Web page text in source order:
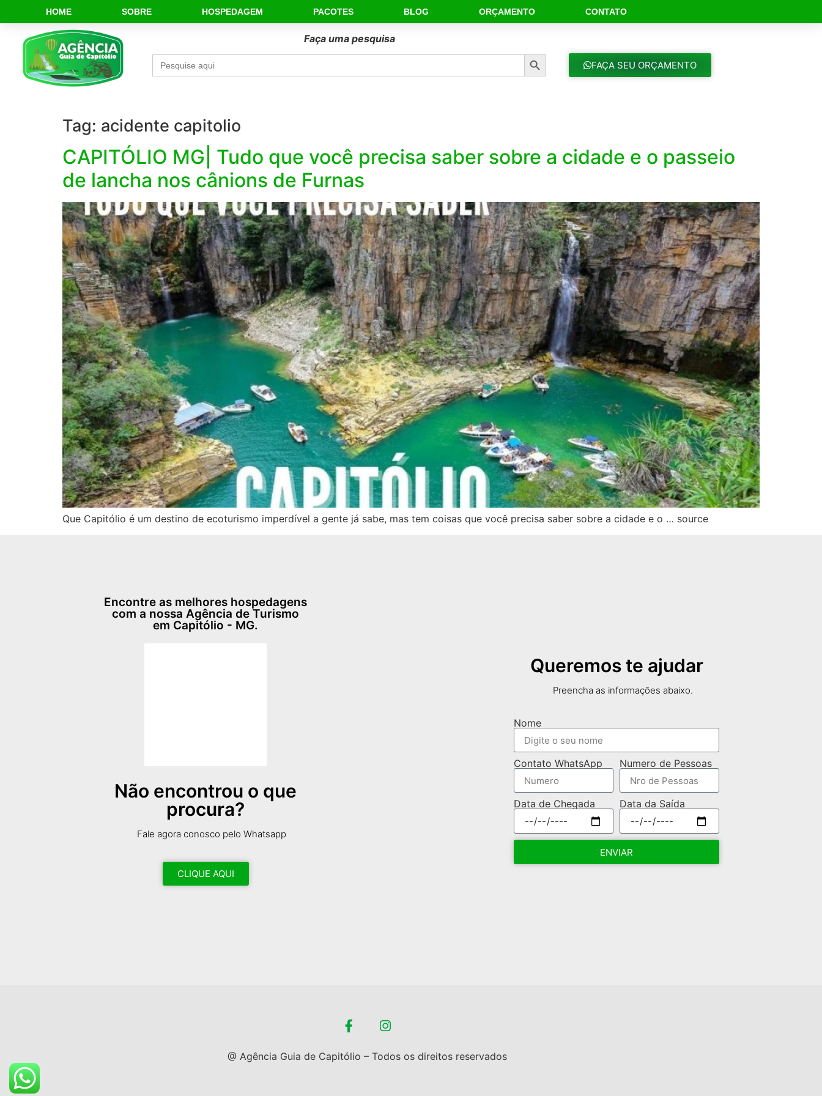
HOME SOBRE HOSPEDAGEM PACOTES BLOG ORÇAMENTO CONTATO
Faça uma pesquisa
Search
for:
Search Button
FAÇA SEU ORÇAMENTO
Tag: acidente capitolio
CAPITÓLIO MG| Tudo que você precisa saber sobre a cidade e o passeio
de lancha nos cânions de Furnas
Que Capitólio é um destino de ecoturismo imperdível a gente já sabe, mas tem coisas que você precisa saber sobre a cidade e o … source
Encontre as melhores hospedagens
com a nossa Agência de Turismo
em Capitólio - MG.
Não encontrou o que
procura?
Fale agora conosco pelo Whatsapp
CLIQUE AQUI
Queremos te ajudar
Preencha as informações abaixo.
Nome
Contato WhatsApp Numero de Pessoas
Data de Chegada Data da Saída
ENVIAR
@ Agência Guia de Capitólio – Todos os direitos reservados